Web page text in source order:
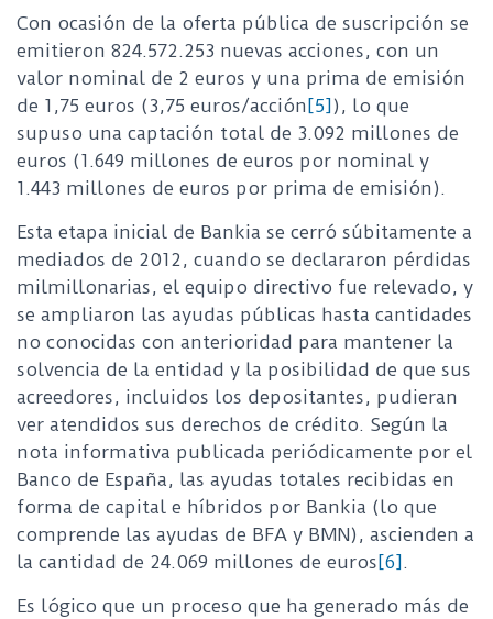
Con ocasión de la oferta pública de suscripción se
emitieron 824.572.253 nuevas acciones, con un
valor nominal de 2 euros y una prima de emisión
de 1,75 euros (3,75 euros/acción [5] ), lo que
supuso una captación total de 3.092 millones de
euros (1.649 millones de euros por nominal y
1.443 millones de euros por prima de emisión).
Esta etapa inicial de Bankia se cerró súbitamente a
mediados de 2012, cuando se declararon pérdidas
milmillonarias, el equipo directivo fue relevado, y
se ampliaron las ayudas públicas hasta cantidades
no conocidas con anterioridad para mantener la
solvencia de la entidad y la posibilidad de que sus
acreedores, incluidos los depositantes, pudieran
ver atendidos sus derechos de crédito. Según la
nota informativa publicada periódicamente por el
Banco de España, las ayudas totales recibidas en
forma de capital e híbridos por Bankia (lo que
comprende las ayudas de BFA y BMN), ascienden a
la cantidad de 24.069 millones de euros [6] .
Es lógico que un proceso que ha generado más de